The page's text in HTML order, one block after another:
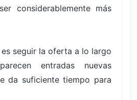
considerablemente más
seguir la oferta a lo largo
entradas nuevas
da suficiente tiempo para